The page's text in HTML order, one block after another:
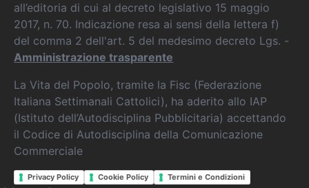
all’editoria di cui al decreto legislativo 15 maggio
2017, n. 70. Indicazione resa ai sensi della lettera f)
del comma 2 dell'art. 5 del medesimo decreto Lgs. -
Amministrazione trasparente
La Vita del Popolo, tramite la Fisc (Federazione
Italiana Settimanali Cattolici), ha aderito allo IAP
(Istituto dell’Autodisciplina Pubblicitaria) accettando
il Codice di Autodisciplina della Comunicazione
Commerciale
Privacy Policy Cookie Policy Termini e Condizioni